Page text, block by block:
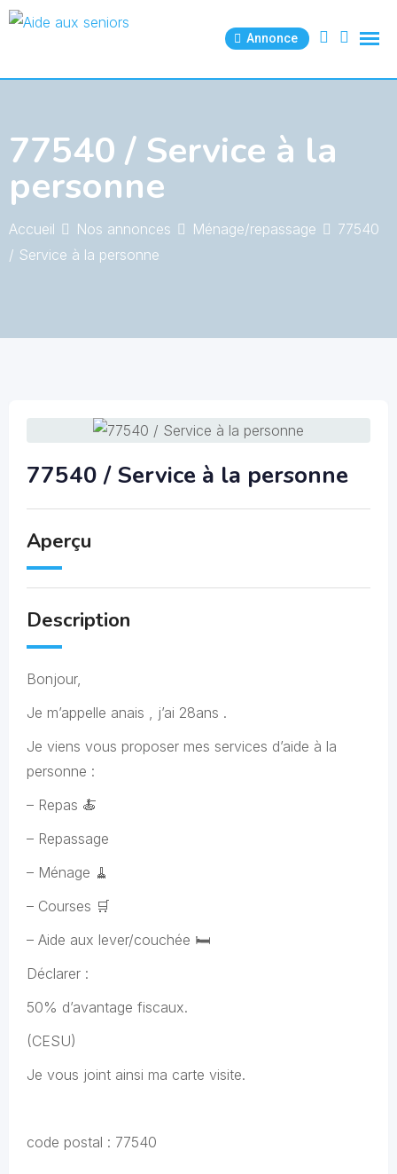
Skip
Annonce
77540 / Service à la
personne
Accueil Nos annonces Ménage/repassage
77540
/ Service à la personne
77540 / Service à la personne
Aperçu
Description
Bonjour,
Je m’appelle anais , j’ai 28ans .
Je viens vous proposer mes services d’aide à la
personne :
– Repas 🍝
– Repassage
– Ménage 🧹
– Courses 🛒
– Aide aux lever/couchée 🛏
Déclarer :
50% d’avantage fiscaux.
(CESU)
Je vous joint ainsi ma carte visite.
code postal : 77540